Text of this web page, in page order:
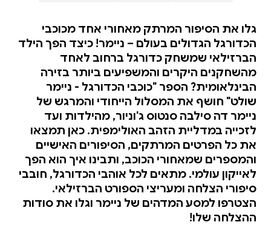
גלו את הסיפור המרתק מאחורי אחד מכוכבי
הכדורגל הגדולים בעולם – ניימר! כיצד הפך הילד
הברזילאי שמשחק כדורגל ברחוב לאחד
מהשחקנים היקרים והמשפיעים ביותר בזירה
הבינלאומית? הספר "כוכבי הכדורגל - ניימר
שולט" חושף את המסלול הייחודי והמרגש של
ניימר דה סילבה סנטוס ג'וניור, מהילדות ועד
לזכייה במדליית הזהב האולימפית. כאן תמצאו
את כל הפרטים המרתקים, הסיפורים האישיים
והמספרים שמאחורי הכוכב, ותבינו איך הוא הפך
לאייקון עולמי. מתאים לכל אוהבי הכדורגל, חובבי
סיפורי הצלחה ומעריצי הספורט הברזילאי.
הצטרפו למסע המדהים של ניימר וגלו את סודות
ההצלחה שלו!